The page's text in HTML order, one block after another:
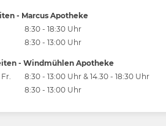
- Marcus Apotheke
8:30 - 18:30 Uhr
8:30 - 13:00 Uhr
- Windmühlen Apotheke
8:30 - 13:00 Uhr & 14.30 - 18:30 Uhr
8:30 - 13:00 Uhr